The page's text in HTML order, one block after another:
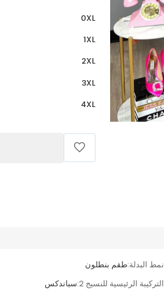
0XL
1XL
2XL
3XL
4XL
نمط البدلة:طقم بنطلون
التركيبة الرئيسية للنسيج 2: سباندكس